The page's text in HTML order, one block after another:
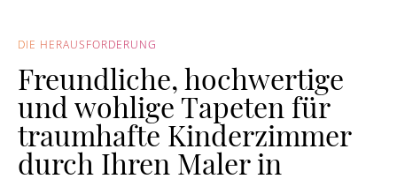
DIE HERAUSFORDERUNG
Freundliche, hochwertige
und wohlige Tapeten für
traumhafte Kinderzimmer
durch Ihren Maler in